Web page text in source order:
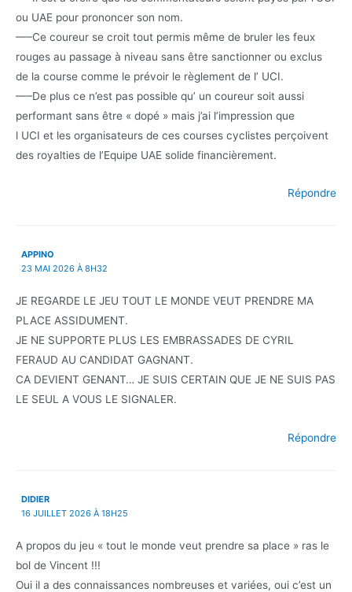
ou UAE pour prononcer son nom.
—–Ce coureur se croit tout permis même de bruler les feux
rouges au passage à niveau sans être sanctionner ou exclus
de la course comme le prévoir le règlement de l’ UCI.
—–De plus ce n’est pas possible qu’ un coureur soit aussi
performant sans être « dopé » mais j’ai l’impression que
l UCI et les organisateurs de ces courses cyclistes perçoivent
des royalties de l’Equipe UAE solide financièrement.
Répondre
APPINO
23 MAI 2026 À 8H32
JE REGARDE LE JEU TOUT LE MONDE VEUT PRENDRE MA
PLACE ASSIDUMENT.
JE NE SUPPORTE PLUS LES EMBRASSADES DE CYRIL
FERAUD AU CANDIDAT GAGNANT.
CA DEVIENT GENANT… JE SUIS CERTAIN QUE JE NE SUIS PAS
LE SEUL A VOUS LE SIGNALER.
Répondre
DIDIER
16 JUILLET 2026 À 18H25
A propos du jeu « tout le monde veut prendre sa place » ras le
bol de Vincent !!!
Oui il a des connaissances nombreuses et variées, oui c’est un